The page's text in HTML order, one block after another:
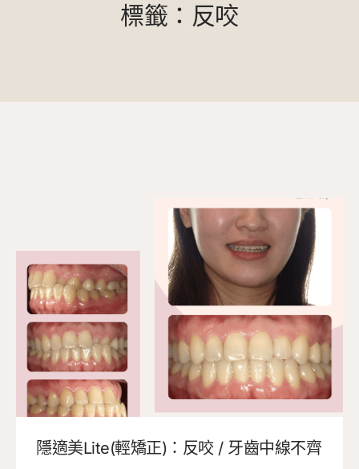
標籤：反咬
隱適美Lite(輕矯正)：反咬 / 牙齒中線不齊